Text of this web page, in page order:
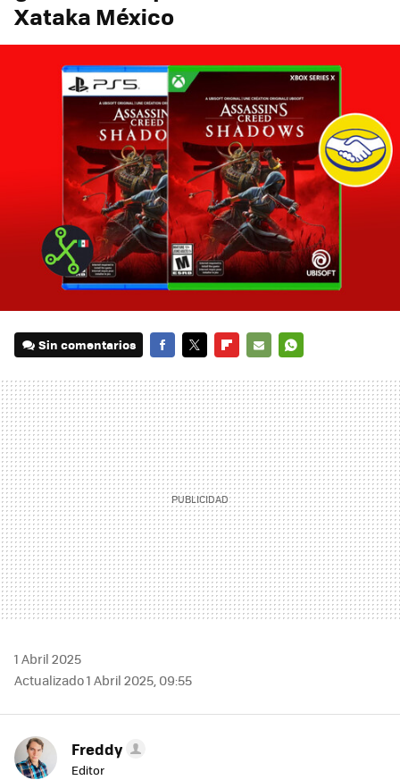
Xataka México
Sin comentarios
MAIL
1 Abril 2025
Actualizado 1 Abril 2025, 09:55
Freddy
Editor